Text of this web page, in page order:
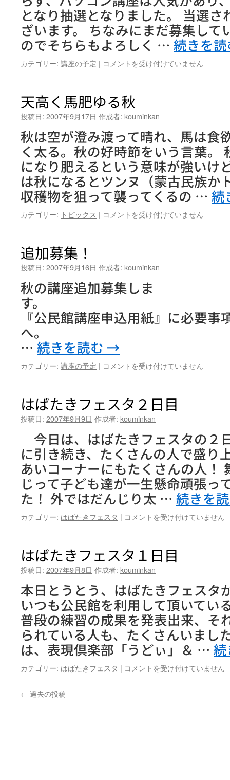
となり抽選となりました。 当選
ざいます。 ちなみにまだ募集して
のでそちらもよろしく … 続きを
カテゴリー: 講座の予定 | 秋
公
開
選
は
コメントを受け付けていません
天高く馬肥ゆる秋
投稿日: 2007年9月17日 作成者: kouminkan
秋は空が澄み渡って晴れ、馬は食
く太る。秋の好時節をいう言葉。
になり肥えるという意味が強いけ
は秋になるとツンヌ（蒙古民族か
収穫物を狙って襲ってくるの … 続
カテゴリー: トピックス | 天
ゆ
秋
は
コメントを受け付けていません
追加募集！
投稿日: 2007年9月16日 作成者: kouminkan
秋の講座追加募集しま
『公民館講座申込用紙』に必要事
… 続きを読む →
カテゴリー: 講座の予定 | 追
は
コメントを受け付けていません
はばたきフェスタ２日目
投稿日: 2007年9月9日 作成者: kouminkan
今日は、はばたきフェスタの
に引き続き、たくさんの人で盛り
あいコーナーにもたくさんの人！
じって子ども達が一生懸命頑張っ
た！ 外ではだんじり太 … 続きを
カテゴリー: はばたきフェスタ | は
き
フ
ェ
タ
２
日
目
は
コメントを受け付けていません
はばたきフェスタ１日目
投稿日: 2007年9月8日 作成者: kouminkan
本日とうとう、はばたきフェスタ
いつも公民館を利用して頂いてい
普段の練習の成果を発表出来、そ
られている人も、たくさんいまし
は、表現倶楽部「うどぃ」＆ …
カテゴリー: はばたきフェスタ | は
コメントを受け付けていません
← 過去の投稿